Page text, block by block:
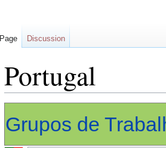
Portugal
to
navigation
to
Grupos de
Page Discussion